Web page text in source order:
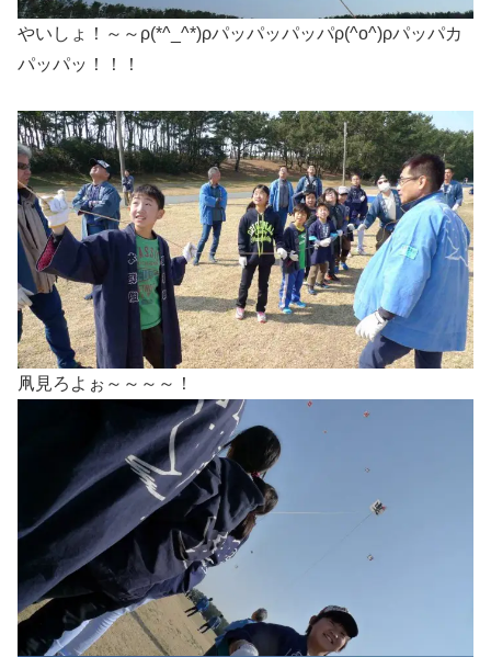
やいしょ！～～ρ(*^_^*)ρパッパッパッパρ(^o^)ρパッパカ
パッパッ！！！
凧見ろよぉ～～～～！